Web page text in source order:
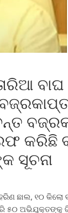
ବାଘ
କରିଛି
ସୂଚନା
ଛାଲ, ୧୦ କିଲୋ
କରି ୫୦